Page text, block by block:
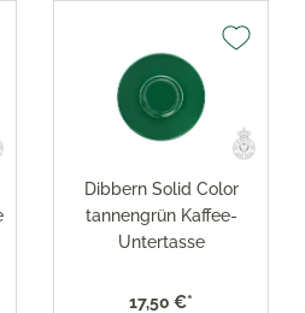
Dibbern Solid Color
tannengrün Kaffee-
Untertasse
17,50 €*